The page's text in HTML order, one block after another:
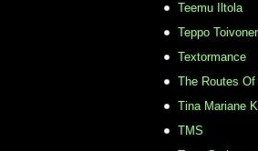
Teemu Iltola
Teppo
Textormance
The Routes
Tina Mariane
TMS